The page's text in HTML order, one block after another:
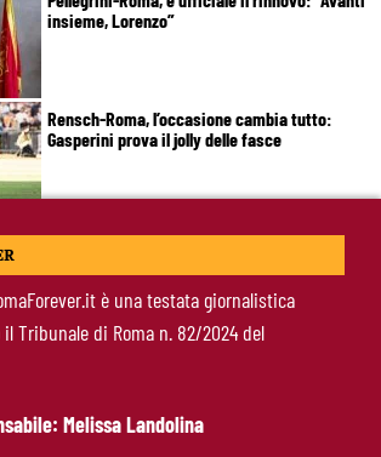
insieme, Lorenzo”
Rensch-Roma, l’occasione cambia tutto:
Gasperini prova il jolly delle fasce
Kumbulla lascia la Roma: ufficiale il prestito al
è una testata giornalistica
Tribunale di Roma n. 82/2024 del
Melissa Landolina